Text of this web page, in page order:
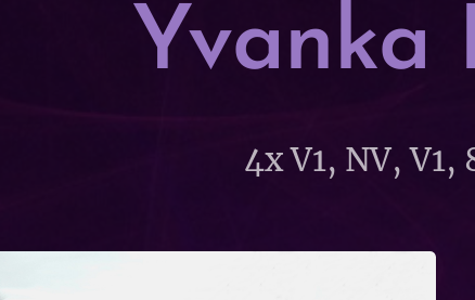
Yvanka
4x V1, NV, V1,